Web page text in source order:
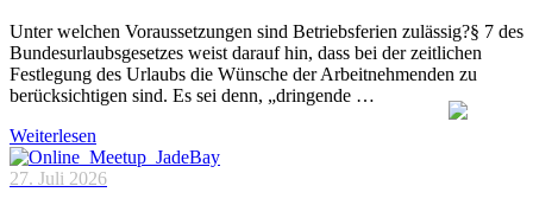
Unter welchen Voraussetzungen sind Betriebsferien zulässig?§ 7 des
Bundesurlaubsgesetzes weist darauf hin, dass bei der zeitlichen
Festlegung des Urlaubs die Wünsche der Arbeitnehmenden zu
berücksichtigen sind. Es sei denn, „dringende …
Weiterlesen
27. Juli 2026